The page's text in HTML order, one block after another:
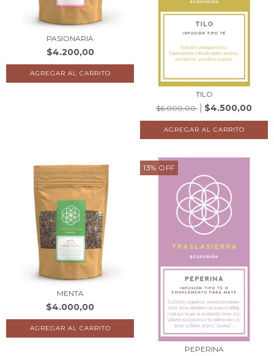
PASIONARIA
$4.200,00
TILO
$6.000,00
$4.500,00
MENTA
$4.000,00
13% OFF
PEPERINA